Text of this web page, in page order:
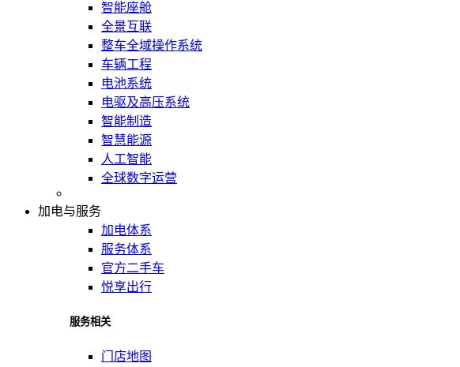
智能座舱
全景互联
整车全域操作系统
车辆工程
电池系统
电驱及高压系统
智能制造
智慧能源
人工智能
全球数字运营
加电与服务
加电体系
服务体系
官方二手车
悦享出行
服务相关
门店地图